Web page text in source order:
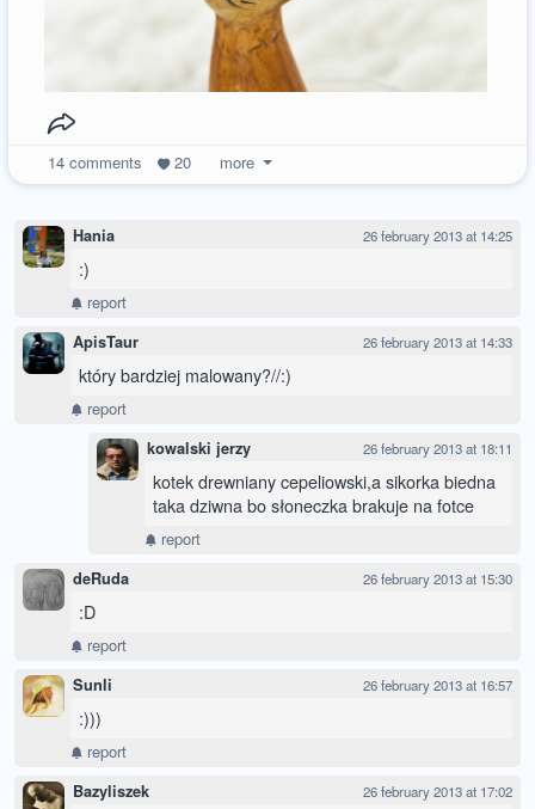
14comments 20 more
Hania 26 february 2013 at 14:25
:)
report
ApisTaur 26 february 2013 at 14:33
który bardziej malowany?//:)
report
kowalski jerzy 26 february 2013 at 18:11
kotek drewniany cepeliowski,a sikorka biedna
taka dziwna bo słoneczka brakuje na fotce
report
deRuda 26 february 2013 at 15:30
:D
report
Sunli 26 february 2013 at 16:57
:)))
report
Bazyliszek 26 february 2013 at 17:02